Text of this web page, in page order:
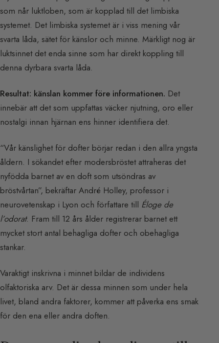
som når luktloben, som är kopplad till det limbiska
systemet. Det limbiska systemet är i viss mening vår
svarta låda, sätet för känslor och minne. Märkligt nog är
luktsinnet det enda sinne som har direkt koppling till
denna dyrbara svarta låda.
Resultat: känslan kommer före informationen. Det
innebär att det som uppfattas väcker njutning, oro eller
nostalgi innan hjärnan ens hinner identifiera det.
“Vår känslighet för dofter börjar redan i den allra yngsta
åldern. I sökandet efter modersbröstet attraheras det
nyfödda barnet av en doft som utsöndras av
bröstvårtan”, bekräftar André Holley, professor i
neurovetenskap i Lyon och författare till Éloge de
l’odorat. Fram till 12 års ålder registrerar barnet ett
mycket stort antal behagliga dofter och obehagliga
stankar.
Varaktigt inskrivna i minnet bildar de individens
olfaktoriska arv. Det är dessa minnen som under hela
livet, bland andra faktorer, kommer att påverka ens smak
för den ena eller andra doften.